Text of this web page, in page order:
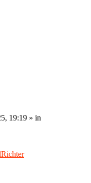
19:19 » in